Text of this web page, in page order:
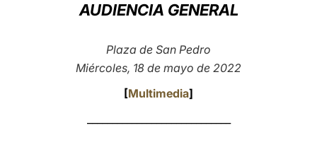
中文
AUDIENCIA GENERAL
Plaza de San Pedro
Miércoles, 18 de mayo de 2022
[Multimedia]